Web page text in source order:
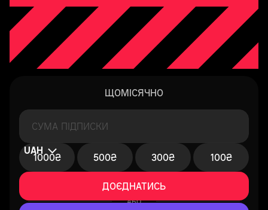
ЩОМІСЯЧНО
UAH
1000₴ 500₴ 300₴ 100₴
АБО